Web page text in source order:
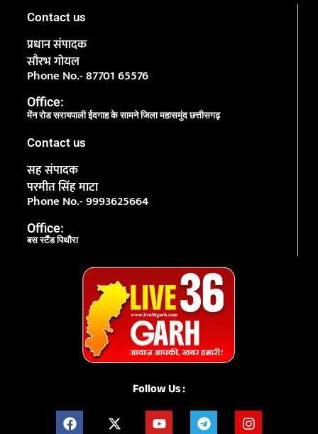
Contact us
प्रधान संपादक
सौरभ गोयल
Phone No.- 87701 65576
Office:
मेंन रोड सरायपाली ईदगाह के सामने जिला महासमुंद छत्तीसगढ़
Contact us
सह संपादक
परमीत सिंह माटा
Phone No.- 9993625664
Office:
बस स्टैंड पिथौरा
Follow Us :